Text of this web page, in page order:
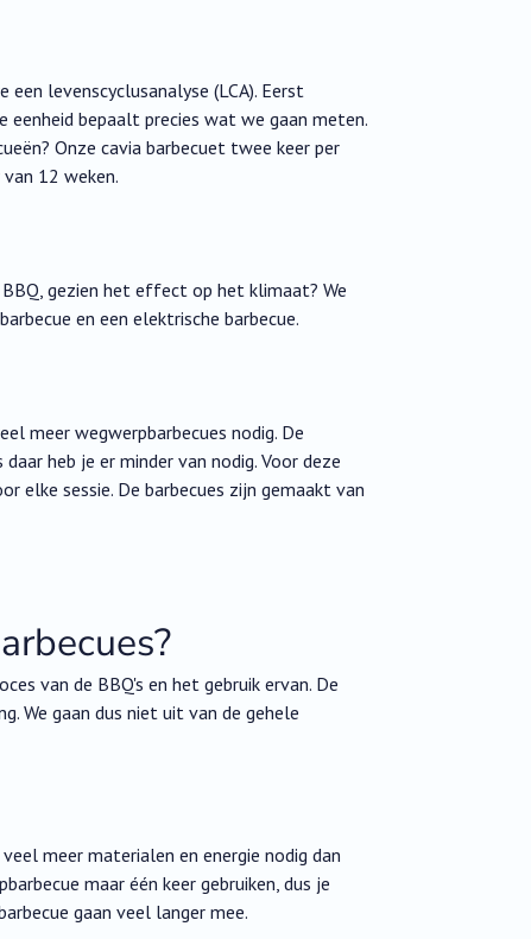
levenscyclusanalyse (LCA). Eerst
bepaalt precies wat we gaan meten.
Onze cavia barbecuet twee keer per
12 weken.
gezien het effect op het klimaat? We
en een elektrische barbecue.
meer wegwerpbarbecues nodig. De
heb je er minder van nodig. Voor deze
sessie. De barbecues zijn gemaakt van
van de BBQ's en het gebruik ervan. De
We gaan dus niet uit van de gehele
meer materialen en energie nodig dan
maar één keer gebruiken, dus je
gaan veel langer mee.